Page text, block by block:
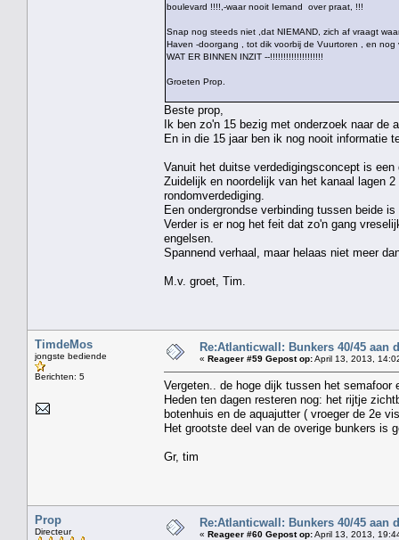
boulevard !!!!,-waar nooit Iemand over praat, !!!
Snap nog steeds niet ,dat NIEMAND, zich af vraagt
Haven -doorgang , tot dik voorbij de Vuurtoren , en nog
WAT ER BINNEN INZIT --!!!!!!!!!!!!!!!!!!!!
Groeten Prop.
Beste prop,
Ik ben zo'n 15 bezig met onderzoek naar de
En in die 15 jaar ben ik nog nooit informatie
Vanuit het duitse verdedigingsconcept is
Zuidelijk en noordelijk van het kanaal lagen
rondomverdediging.
Een ondergrondse verbinding tussen beide
Verder is er nog het feit dat zo'n gang
engelsen.
Spannend verhaal, maar helaas niet meer
M.v. groet, Tim.
TimdeMos
jongste bediende
Berichten: 5
Re:Atlanticwall: Bunkers 40/45 aan
« Reageer #59 Gepost op:April 13, 2013,
Vergeten.. de hoge dijk tussen het semafoor
Heden ten dagen resteren nog: het rijtje
botenhuis en de aquajutter ( vroeger de 2e
Het grootste deel van de overige bunkers is
Gr, tim
Prop
Directeur
Re:Atlanticwall: Bunkers 40/45 aan
« Reageer #60 Gepost op:April 13, 2013,